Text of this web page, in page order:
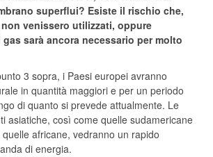
superflui? Esiste il rischio che,
venissero utilizzati, oppure
sarà ancora necessario per molto
3 sopra, i Paesi europei avranno
in quantità maggiori e per un periodo
di quanto si prevede attualmente. Le
asiatiche, così come quelle sudamericane
africane, vedranno un rapido
di energia.